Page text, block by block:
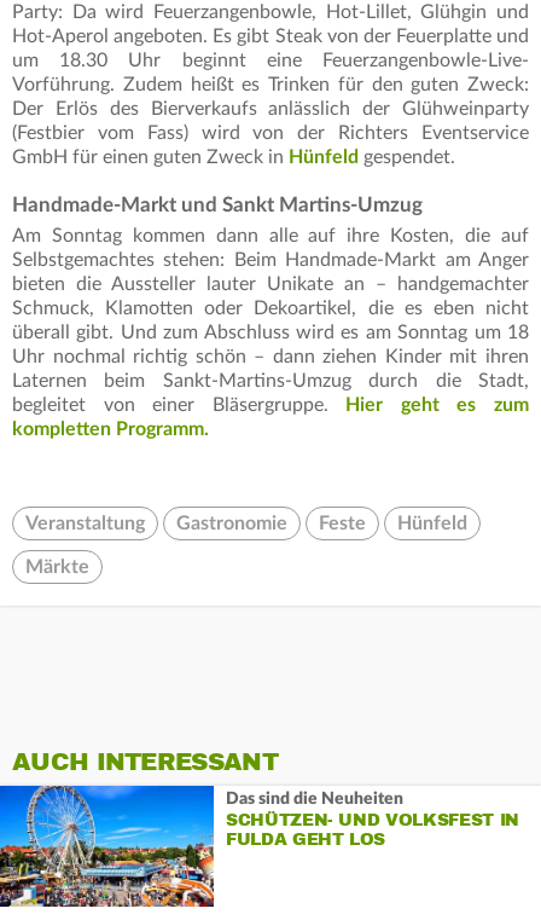
Party: Da wird Feuerzangenbowle, Hot-Lillet, Glühgin und
Hot-Aperol angeboten. Es gibt Steak von der Feuerplatte und
um 18.30 Uhr beginnt eine Feuerzangenbowle-Live-
Vorführung. Zudem heißt es Trinken für den guten Zweck:
Der Erlös des Bierverkaufs anlässlich der Glühweinparty
(Festbier vom Fass) wird von der Richters Eventservice
GmbH für einen guten Zweck in Hünfeld gespendet.
Handmade-Markt und Sankt Martins-Umzug
Am Sonntag kommen dann alle auf ihre Kosten, die auf
Selbstgemachtes stehen:
Beim Handmade-Markt am Anger
bieten die Aussteller lauter Unikate an – handgemachter
Schmuck, Klamotten oder Dekoartikel, die es eben nicht
überall gibt. Und zum Abschluss wird es am Sonntag um 18
Uhr nochmal richtig schön – dann ziehen Kinder mit ihren
Laternen beim Sankt-Martins-Umzug durch die Stadt,
begleitet von einer Bläsergruppe.
Hier geht es zum
kompletten Programm.
Veranstaltung Gastronomie Feste Hünfeld
Märkte
AUCH INTERESSANT
Das sind die Neuheiten
SCHÜTZEN- UND VOLKSFEST IN
FULDA GEHT LOS